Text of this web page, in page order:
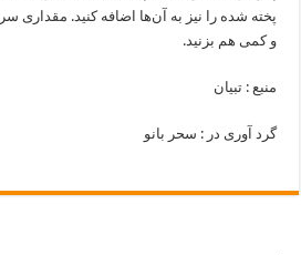
پخته شده را نیز به آن‌ها اضافه کنید. مقداری
و کمی هم بزنید.
منبع : تبیان
گرد آوری در : سحر بانو